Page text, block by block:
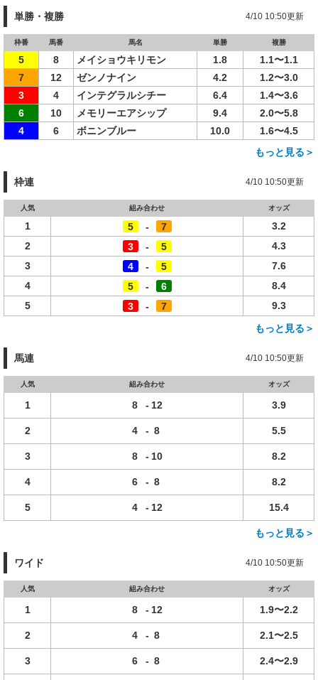
単勝・複勝 4/10 10:50更新
枠番 馬番 馬名 単勝 複勝
5 8 メイショウキリモン 1.8
1.1〜1.1
7
12 ゼンノナイン 4.2
1.2〜3.0
3
4 インテグラルシチー 6.4
1.4〜3.6
6
10 メモリーエアシップ 9.4
2.0〜5.8
4
6 ボニンブルー 10.0
1.6〜4.5
もっと見る＞
枠連 4/10 10:50更新
人気 組み合わせ オッズ
1 5 - 7
3.2
2
3 - 5
4.3
3
4 - 5
7.6
4
5 - 6
8.4
5
3 - 7
9.3
もっと見る＞
馬連 4/10 10:50更新
人気 組み合わせ オッズ
1 8 - 12 3.9
2 4 - 8 5.5
3 8 - 10 8.2
4 6 - 8 8.2
5 4 - 12 15.4
もっと見る＞
ワイド 4/10 10:50更新
人気 組み合わせ オッズ
1 8 - 12 1.9〜2.2
2 4 - 8 2.1〜2.5
3 6 - 8 2.4〜2.9